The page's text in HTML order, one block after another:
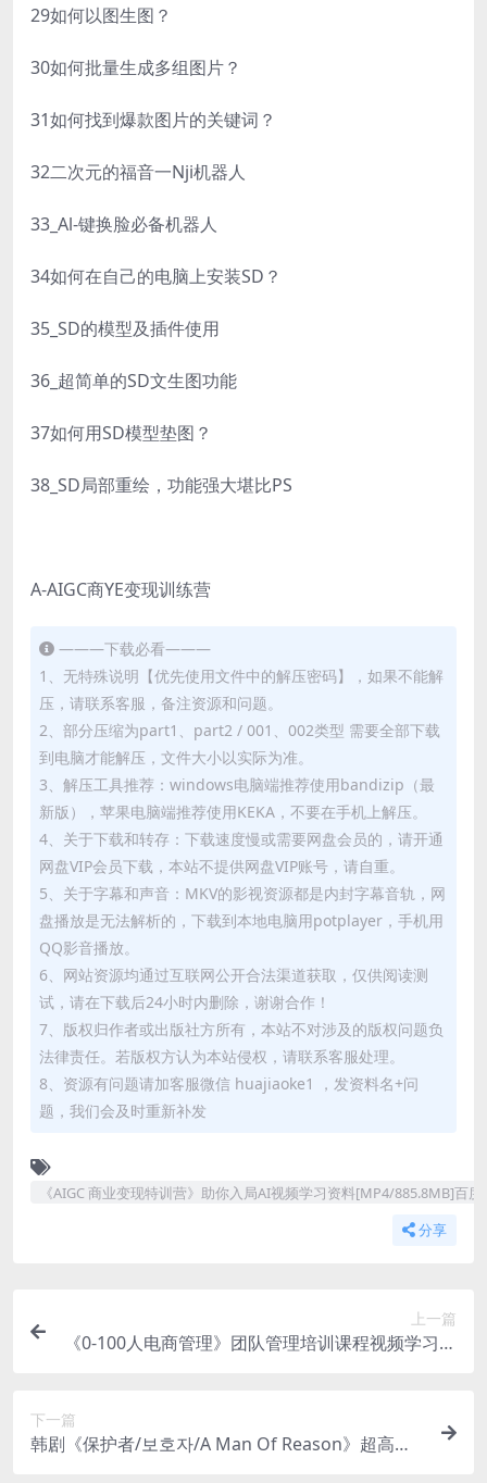
29如何以图生图？
30如何批量生成多组图片？
31如何找到爆款图片的关键词？
32二次元的福音一Nji机器人
33_Al-键换脸必备机器人
34如何在自己的电脑上安装SD？
35_SD的模型及插件使用
36_超简单的SD文生图功能
37如何用SD模型垫图？
38_SD局部重绘，功能强大堪比PS
A-AIGC商YE变现训练营
———下载必看———
1、无特殊说明【优先使用文件中的解压密码】，如果不能解
压，请联系客服，备注资源和问题。
2、部分压缩为part1、part2 / 001、002类型 需要全部下载
到电脑才能解压，文件大小以实际为准。
3、解压工具推荐：windows电脑端推荐使用bandizip（最
新版），苹果电脑端推荐使用KEKA，不要在手机上解压。
4、关于下载和转存：下载速度慢或需要网盘会员的，请开通
网盘VIP会员下载，本站不提供网盘VIP账号，请自重。
5、关于字幕和声音：MKV的影视资源都是内封字幕音轨，网
盘播放是无法解析的，下载到本地电脑用potplayer，手机用
QQ影音播放。
6、网站资源均通过互联网公开合法渠道获取，仅供阅读测
试，请在下载后24小时内删除，谢谢合作！
7、版权归作者或出版社方所有，本站不对涉及的版权问题负
法律责任。若版权方认为本站侵权，请联系客服处理。
8、资源有问题请加客服微信 huajiaoke1 ，发资料名+问
题，我们会及时重新补发
《AIGC 商业变现特训营》助你入局AI视频学习资料[MP4/885.8MB]百
分享
上一篇
《0-100人电商管理》团队管理培训课程视频学习资
下一篇
韩剧《保护者/보호자/A Man Of Reason》超高清1